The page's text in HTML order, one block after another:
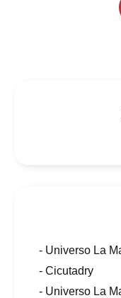
- Universo La
- Cicutadry
- Universo La